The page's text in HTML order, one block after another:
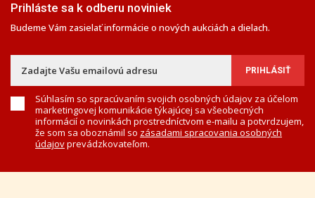
Prihláste sa k odberu noviniek
Budeme Vám zasielať informácie o nových aukciách a dielach.
Súhlasím so spracúvaním svojich osobných údajov za účelom
marketingovej komunikácie týkajúcej sa všeobecných
informácií o novinkách prostredníctvom e-mailu a potvrdzujem,
že som sa oboznámil so zásadami spracovania osobných
údajovprevádzkovateľom.